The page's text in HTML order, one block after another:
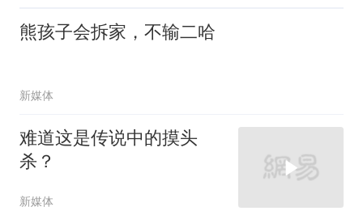
熊孩子会拆家，不输二哈
新媒体
难道这是传说中的摸头
杀？
新媒体